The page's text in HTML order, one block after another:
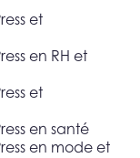
et
en RH et
et
en santé
en mode et